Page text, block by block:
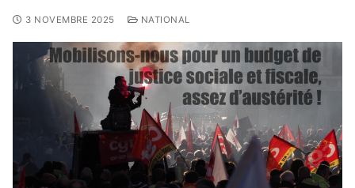
3 NOVEMBRE 2025 NATIONAL